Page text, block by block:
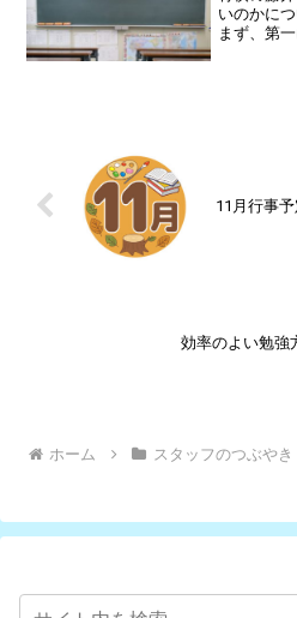
いのかに
まず、第
11月行事
効率のよい勉強
ホーム スタッフのつぶやき